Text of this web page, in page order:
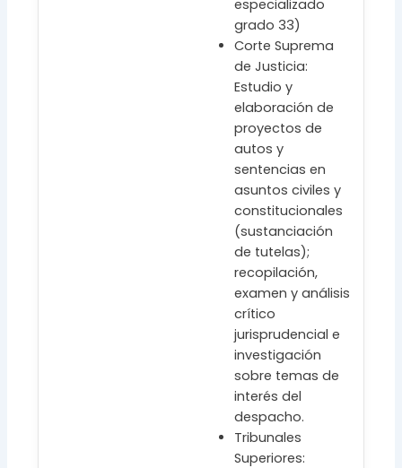
especializado
grado 33)
Corte Suprema
de Justicia:
Estudio y
elaboración de
proyectos de
autos y
sentencias en
asuntos civiles y
constitucionales
(sustanciación
de tutelas);
recopilación,
examen y análisis
crítico
jurisprudencial e
investigación
sobre temas de
interés del
despacho.
Tribunales
Superiores: